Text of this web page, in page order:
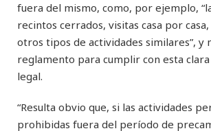
fuera del mismo, como, por ejemplo,
recintos cerrados, visitas casa por
otros tipos de actividades similares”, y
reglamento para cumplir con esta
legal.
“Resulta obvio que, si las actividades
prohibidas fuera del período de